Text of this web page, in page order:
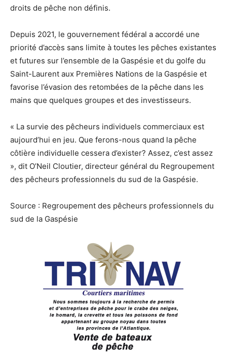
droits de pêche non définis.
Depuis 2021, le gouvernement fédéral a accordé une
priorité d’accès sans limite à toutes les pêches existantes
et futures sur l’ensemble de la Gaspésie et du golfe du
Saint-Laurent aux Premières Nations de la Gaspésie et
favorise l’évasion des retombées de la pêche dans les
mains que quelques groupes et des investisseurs.
« La survie des pêcheurs individuels commerciaux est
aujourd’hui en jeu. Que ferons-nous quand la pêche
côtière individuelle cessera d’exister? Assez, c’est assez
», dit O’Neil Cloutier, directeur général du Regroupement
des pêcheurs professionnels du sud de la Gaspésie.
Source : Regroupement des pêcheurs professionnels du
sud de la Gaspésie